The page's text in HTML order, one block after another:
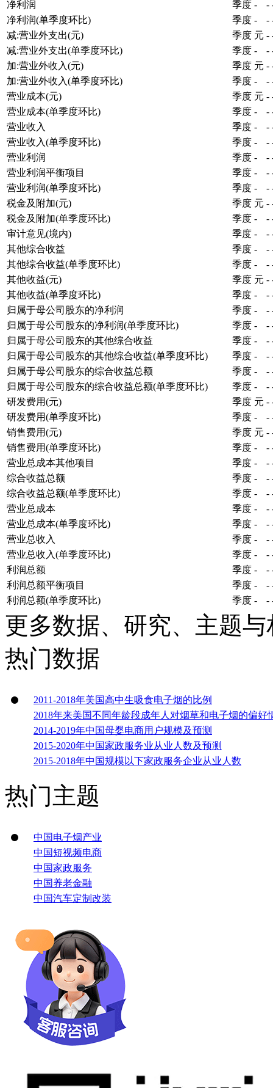
净利润 季度 - -
净利润(单季度环比)
季度 - -
减:营业外支出(元)
季度 元 -
减:营业外支出(单季度环比)
季度 - -
加:营业外收入(元)
季度 元 -
加:营业外收入(单季度环比)
季度 - -
营业成本(元)
季度 元 -
营业成本(单季度环比)
季度 - -
营业收入
季度 - -
营业收入(单季度环比)
季度 - -
营业利润
季度 - -
营业利润平衡项目
季度 - -
营业利润(单季度环比)
季度 - -
税金及附加(元)
季度 元 -
税金及附加(单季度环比)
季度 - -
审计意见(境内)
季度 - -
其他综合收益
季度 - -
其他综合收益(单季度环比)
季度 - -
其他收益(元)
季度 元 -
其他收益(单季度环比)
季度 - -
归属于母公司股东的净利润
季度 - -
归属于母公司股东的净利润(单季度环比)
季度 - -
归属于母公司股东的其他综合收益
季度 - -
归属于母公司股东的其他综合收益(单季度环比)
季度 - -
归属于母公司股东的综合收益总额
季度 - -
归属于母公司股东的综合收益总额(单季度环比)
季度 - -
研发费用(元)
季度 元 -
研发费用(单季度环比)
季度 - -
销售费用(元)
季度 元 -
销售费用(单季度环比)
季度 - -
营业总成本其他项目
季度 - -
综合收益总额
季度 - -
综合收益总额(单季度环比)
季度 - -
营业总成本
季度 - -
营业总成本(单季度环比)
季度 - -
营业总收入
季度 - -
营业总收入(单季度环比)
季度 - -
利润总额
季度 - -
利润总额平衡项目
季度 - -
利润总额(单季度环比)
季度 - -
更多数据、研究、主题
热门数据
2011-2018年美国高中生吸食电子烟的比例
2018年来美国不同年龄段成年人对烟草和电子烟的偏好
2014-2019年中国母婴电商用户规模及预测
2015-2020年中国家政服务业从业人数及预测
2015-2018年中国规模以下家政服务企业从业人数
热门主题
中国电子烟产业
中国短视频电商
中国家政服务
中国养老金融
中国汽车定制改装